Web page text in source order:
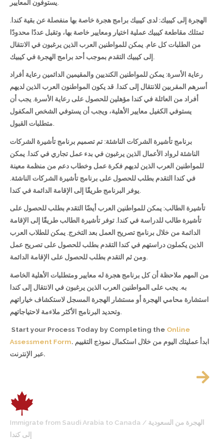
يستوفون المعايير.
الهجرة إلى كيبيك: لدى كيبيك برامج هجرة خاصة بها منفصلة عن بقية كندا.
تمتلك مقاطعة كيبيك عملية اختيار ومعايير خاصة بها، وتقبل عددًا محدودًا
من الطلبات كل عام. يمكن للمواطنين العرب الذين يرغبون في الانتقال
إلى كيبيك التقدم بموجب أحد برامج الهجرة في كيبيك.
رعاية الأسرة: يمكن للمواطنين الكنديين والمقيمين الدائمين رعاية أفراد
أسرهم المقربين للانتقال إلى كندا. قد يكون المواطنون العرب الذين لديهم
أفراد من العائلة في كندا مؤهلين للحصول على رعاية الأسرة. يجب أن
يستوفي الكفيل معايير الأهلية، ويجب أن يستوفي الشخص المكفول
متطلبات القبول.
برنامج تأشيرة الشركات الناشئة: تم تصميم برنامج تأشيرة الشركات
الناشئة لرواد الأعمال الذين يرغبون في بدء عمل تجاري في كندا. يمكن
للمواطنين العرب الذين لديهم فكرة عمل وخطاب دعم من منظمة معينة
في كندا التقدم بطلب للحصول على برنامج تأشيرة الشركات الناشئة.
يوفر البرنامج طريقًا إلى الإقامة الدائمة في كندا.
تأشيرة الطالب: يمكن للمواطنين العرب أيضًا التقدم بطلب للحصول على
تأشيرة طالب للدراسة في كندا. توفر تأشيرة الطالب طريقًا إلى الإقامة
الدائمة من خلال برنامج تصريح العمل بعد التخرج. يمكن للطلاب العرب
الذين يكملون دراستهم في كندا التقدم بطلب للحصول على تصريح عمل
ومن ثم التقدم بطلب للحصول على الإقامة الدائمة.
من المهم ملاحظة أن كل برنامج هجرة له معايير ومتطلبات الأهلية الخاصة
به. يجب على المواطنين العرب الذين يرغبون في الانتقال إلى كندا
استشارة محامي الهجرة أو مستشار الهجرة المسجل لاستكشاف خياراتهم
وتحديد البرنامج الأكثر ملاءمة لاحتياجاتهم.
Start your Process Today by Completing the Online
Assessment Form. ابدأ عمليتك اليوم من خلال استكمال نموذج التقييم
عبر الإنترنت.
Immigrate from Saudi Arabia to Canada / الهجرة من السعودية
إلى كندا